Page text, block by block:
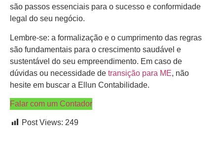
são passos essenciais para o sucesso e conformidade
legal do seu negócio.
Lembre-se: a formalização e o cumprimento das regras
são fundamentais para o crescimento saudável e
sustentável do seu empreendimento. Em caso de
dúvidas ou necessidade de transição para ME, não
hesite em buscar a Ellun Contabilidade.
Falar com um Contador
Post Views: 249